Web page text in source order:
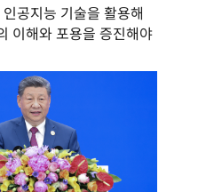
공지능 기술을 활용해
이해와 포용을 증진해야